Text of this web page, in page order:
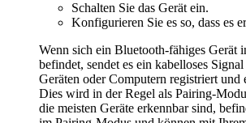
Schalten Sie das Gerät ein.
Konfigurieren Sie es so, dass es
Wenn sich ein Bluetooth-fähiges Gerät
befindet, sendet es ein kabelloses
Geräten oder Computern registriert und
Dies wird in der Regel als Pairing-
die meisten Geräte erkennbar sind,